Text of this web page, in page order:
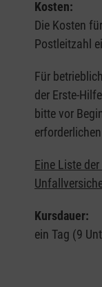
Kosten:
Die Kosten
Postleitzahl
Für
der Erste-
bitte vor
Eine Liste
Kursdauer:
ein Tag (9